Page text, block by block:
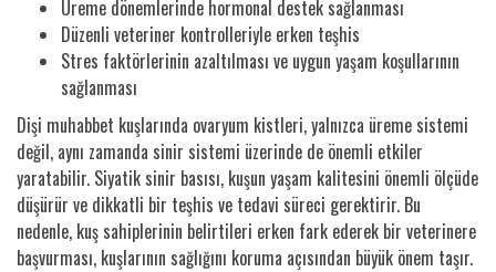
Üreme dönemlerinde hormonal destek sağlanması
Düzenli veteriner kontrolleriyle erken teşhis
Stres faktörlerinin azaltılması ve uygun yaşam koşullarının
sağlanması
Dişi muhabbet kuşlarında ovaryum kistleri, yalnızca üreme sistemi
değil, aynı zamanda sinir sistemi üzerinde de önemli etkiler
yaratabilir. Siyatik sinir basısı, kuşun yaşam kalitesini önemli ölçüde
düşürür ve dikkatli bir teşhis ve tedavi süreci gerektirir. Bu
nedenle, kuş sahiplerinin belirtileri erken fark ederek bir veterinere
başvurması, kuşlarının sağlığını koruma açısından büyük önem taşır.